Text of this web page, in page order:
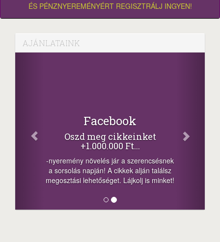
ÉS PÉNZNYEREMÉNYÉRT REGISZTRÁLJ INGYEN!
AJÁNLATAINK
Facebook
Oszd meg cikkeinket
+1.000.000 Ft...
-nyeremény növelés jár a szerencsésnek
a sorsolás napján! A cikkek alján találsz
megosztási lehetőséget. Lájkolj is minket!